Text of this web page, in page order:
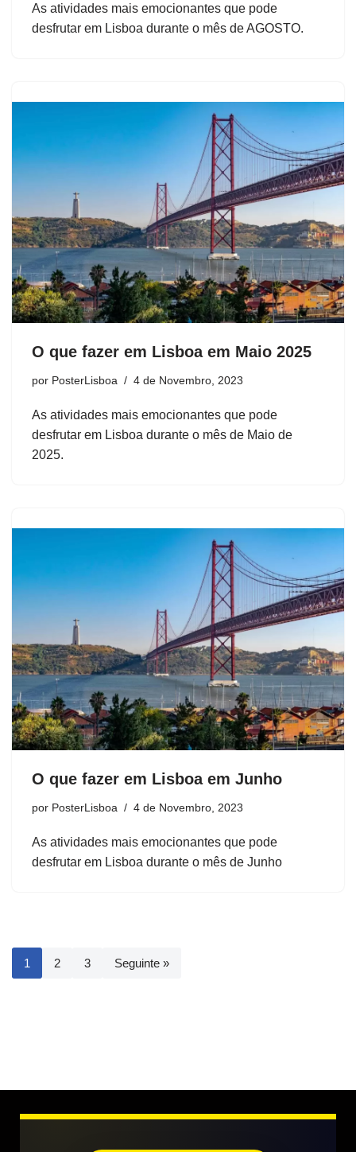
As atividades mais emocionantes que pode
desfrutar em Lisboa durante o mês de AGOSTO.
O que fazer em Lisboa em Maio 2025
por PosterLisboa 4 de Novembro, 2023
As atividades mais emocionantes que pode
desfrutar em Lisboa durante o mês de Maio de
2025.
O que fazer em Lisboa em Junho
por PosterLisboa 4 de Novembro, 2023
As atividades mais emocionantes que pode
desfrutar em Lisboa durante o mês de Junho
1 2 3 Seguinte »